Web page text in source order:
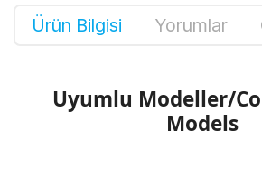
Ürün Bilgisi Yorumlar
Uyumlu Modeller/
Models